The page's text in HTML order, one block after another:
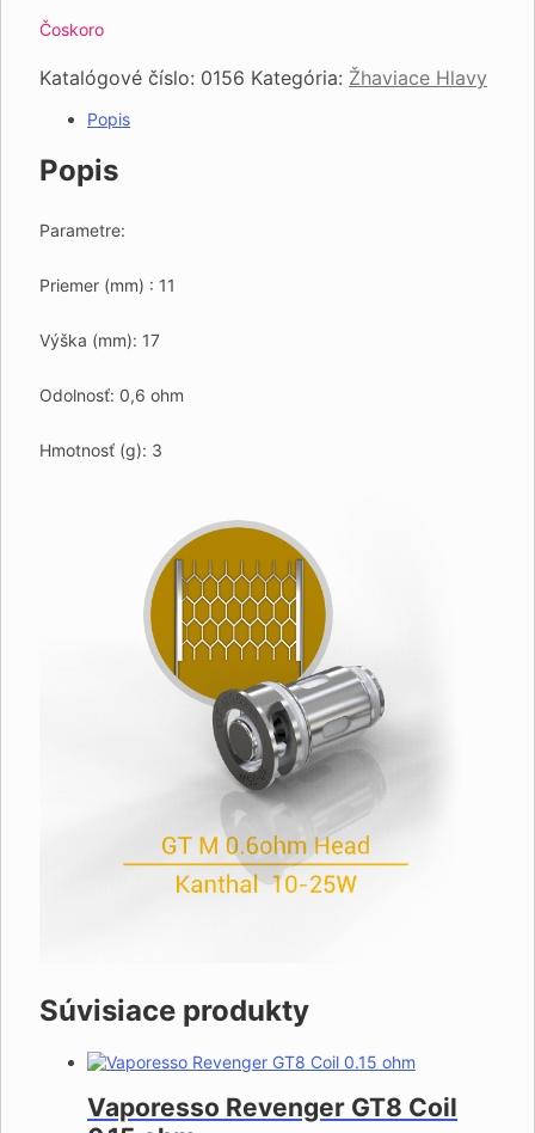
Čoskoro
Katalógové číslo: 0156 Kategória: Žhaviace Hlavy
Popis
Popis
Parametre:
Priemer (mm) : 11
Výška (mm): 17
Odolnosť: 0,6 ohm
Hmotnosť (g): 3
Súvisiace produkty
Vaporesso Revenger GT8 Coil